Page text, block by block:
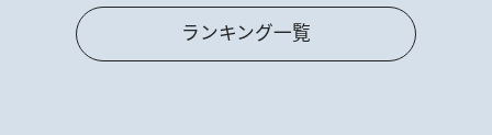
ランキング一覧